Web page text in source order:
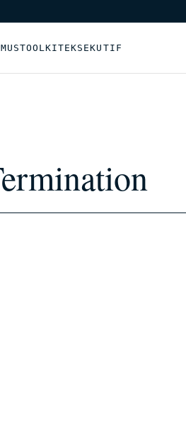
TOOLKITEKSEKUTIF